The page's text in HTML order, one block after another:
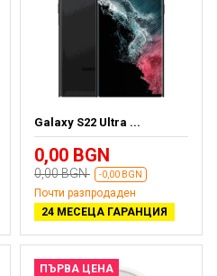
Galaxy S22 Ultra ...
0,00 BGN
0,00 BGN -0,00 BGN
Почти разпродаден
24 МЕСЕЦА ГАРАНЦИЯ
ПЪРВА ЦЕНА